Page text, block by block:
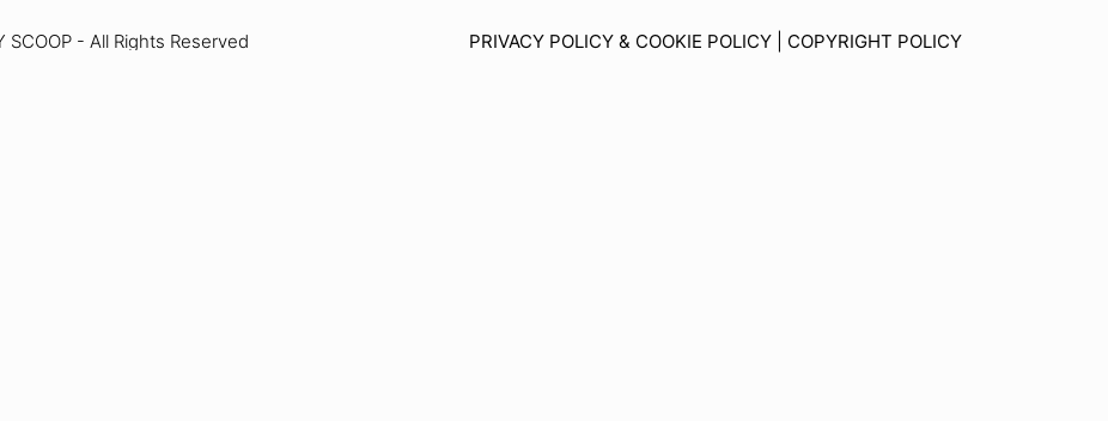
- All Rights Reserved PRIVACY POLICY & COOKIE POLICY COPYRIGHT POLICY